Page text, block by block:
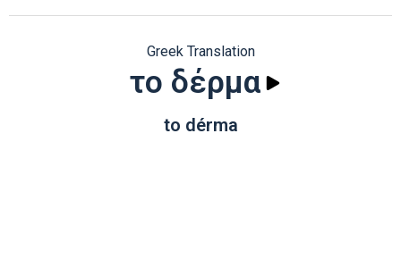
Greek Translation
το δέρμα
to dérma